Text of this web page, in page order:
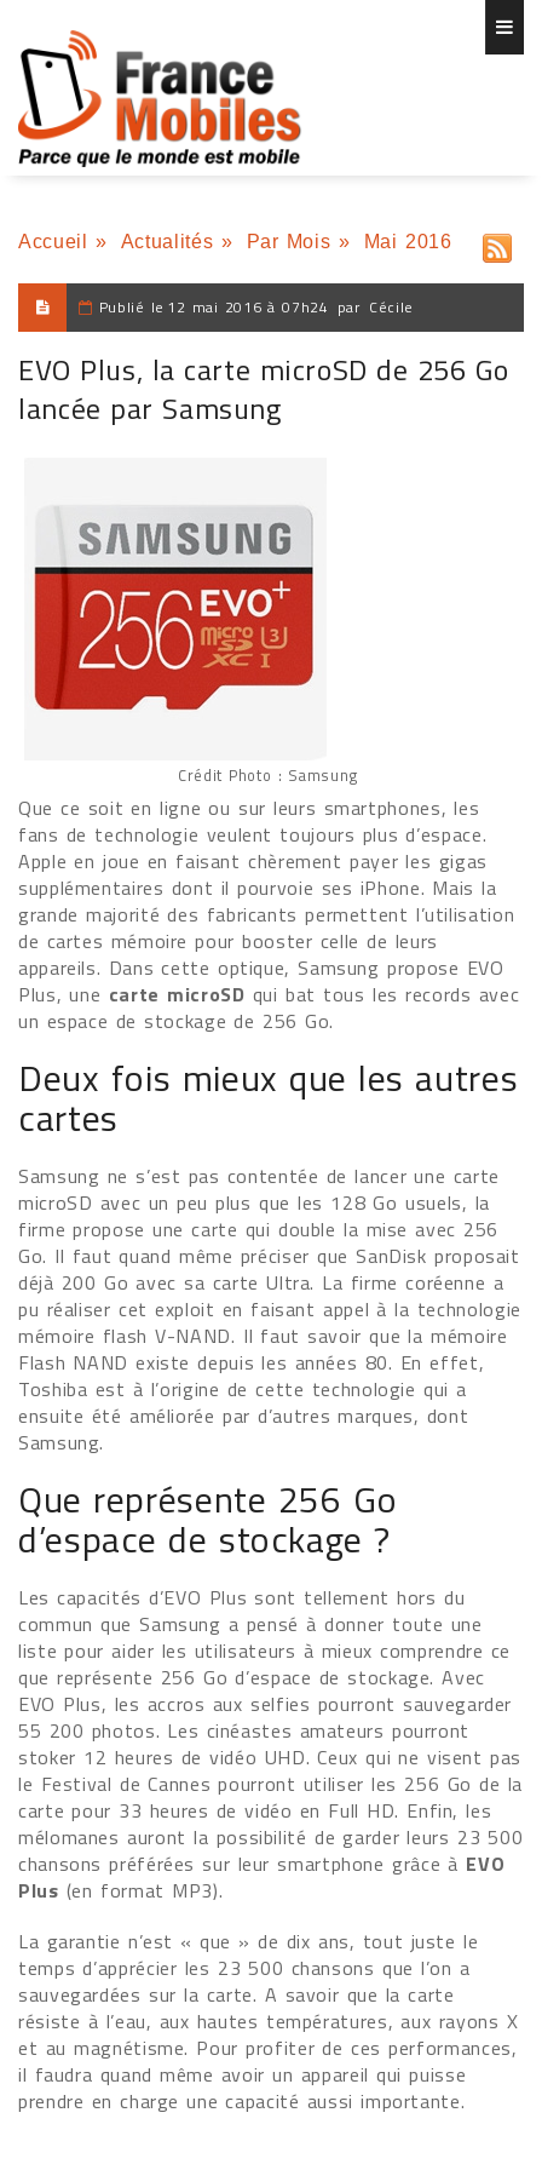
Accueil » Actualités » Par Mois » Mai 2016
Publié le 12 mai 2016 à 07h24 par Cécile
EVO Plus, la carte microSD de 256 Go
lancée par Samsung
Crédit Photo : Samsung
Que ce soit en ligne ou sur leurs smartphones, les
fans de technologie veulent toujours plus d’espace.
Apple en joue en faisant chèrement payer les gigas
supplémentaires dont il pourvoie ses iPhone. Mais la
grande majorité des fabricants permettent l’utilisation
de cartes mémoire pour booster celle de leurs
appareils. Dans cette optique, Samsung propose EVO
Plus, une carte microSD qui bat tous les records avec
un espace de stockage de 256 Go.
Deux fois mieux que les autres
cartes
Samsung ne s’est pas contentée de lancer une carte
microSD avec un peu plus que les 128 Go usuels, la
firme propose une carte qui double la mise avec 256
Go. Il faut quand même préciser que SanDisk proposait
déjà 200 Go avec sa carte Ultra. La firme coréenne a
pu réaliser cet exploit en faisant appel à la technologie
mémoire flash V-NAND. Il faut savoir que la mémoire
Flash NAND existe depuis les années 80. En effet,
Toshiba est à l’origine de cette technologie qui a
ensuite été améliorée par d’autres marques, dont
Samsung.
Que représente 256 Go
d’espace de stockage ?
Les capacités d’EVO Plus sont tellement hors du
commun que Samsung a pensé à donner toute une
liste pour aider les utilisateurs à mieux comprendre ce
que représente 256 Go d’espace de stockage. Avec
EVO Plus, les accros aux selfies pourront sauvegarder
55 200 photos. Les cinéastes amateurs pourront
stoker 12 heures de vidéo UHD. Ceux qui ne visent pas
le Festival de Cannes pourront utiliser les 256 Go de la
carte pour 33 heures de vidéo en Full HD. Enfin, les
mélomanes auront la possibilité de garder leurs 23 500
chansons préférées sur leur smartphone grâce à EVO
Plus (en format MP3).
La garantie n’est « que » de dix ans, tout juste le
temps d’apprécier les 23 500 chansons que l’on a
sauvegardées sur la carte. A savoir que la carte
résiste à l’eau, aux hautes températures, aux rayons X
et au magnétisme. Pour profiter de ces performances,
il faudra quand même avoir un appareil qui puisse
prendre en charge une capacité aussi importante.